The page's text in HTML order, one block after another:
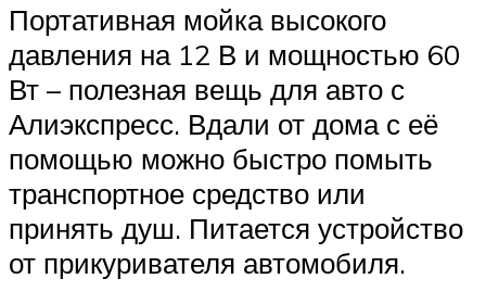
Портативная мойка высокого
давления на 12 В и мощностью 60
Вт – полезная вещь для авто с
Алиэкспресс. Вдали от дома с её
помощью можно быстро помыть
транспортное средство или
принять душ. Питается устройство
от прикуривателя автомобиля.